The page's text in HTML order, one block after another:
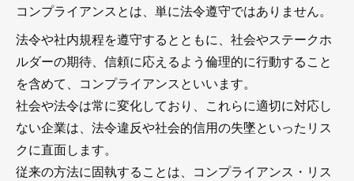
コンプライアンスとは、単に法令遵守ではありません。
法令や社内規程を遵守するとともに、社会やステークホ
ルダーの期待、信頼に応えるよう倫理的に行動すること
を含めて、コンプライアンスといいます。
社会や法令は常に変化しており、これらに適切に対応し
ない企業は、法令違反や社会的信用の失墜といったリス
クに直面します。
従来の方法に固執することは、コンプライアンス・リス